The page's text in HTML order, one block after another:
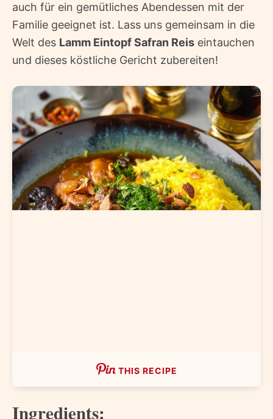
auch für ein gemütliches Abendessen mit der
Familie geeignet ist. Lass uns gemeinsam in die
Welt des Lamm Eintopf Safran Reis eintauchen
und dieses köstliche Gericht zubereiten!
THIS RECIPE
Ingredients: